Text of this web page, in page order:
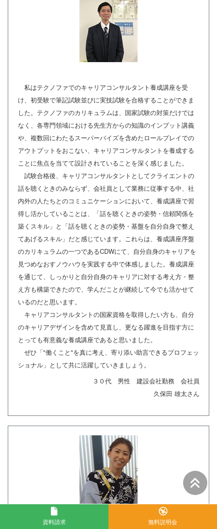
私はテクノファでのキャリアコンサルタント養成講座を受
け、初受験で筆記試験並びに実技試験を合格することができま
した。テクノファのカリキュラムは、国家試験の対策だけでは
なく、各専門領域における先生方からの知識のインプット講義
や、複数回にわたるスーパーバイズを含めたロールプレイでの
アウトプットをおこない、キャリアコンサルタントを養成する
ことに焦点を当てて設計されていることを深く感じました。
試験合格後、キャリアコンサルタントとしてクライエントの
話を聴くときのみならず、会社員として業務に従事する中、社
内外の人たちとのコミュニケーションにおいて、養成講座で習
得し活かしていることは、「話を聴くときの姿勢・信頼関係を
築くスキル」と「話を聴くときの姿勢・基盤を自分自身で整え
てあげるスキル」だと感じています。これらは、養成講座序盤
のカリキュラムの一つであるCDWにて、自分自身のキャリアを
見つめなおすノウハウを実践する中で体感しました。養成講座
を通じて、しっかりと自分自身のキャリアに対する考え方・整
え方も構築できたので、学んだことが継続して今でも活かせて
いるのだと思います。
キャリアコンサルタントの国家資格を取得したい方も、自分
のキャリアデザインを含めて見直し、更なる躍進を目指す方に
とっても有意義な養成講座であると思いました。
ぜひ「"働くこと"を真に考え、寄り添い助言できるプロフェッ
ショナル」として共に活躍していきましょう。
３０代 男性 建設会社勤務 会社員
久保田 雄太さん
資料請求 無料説明会